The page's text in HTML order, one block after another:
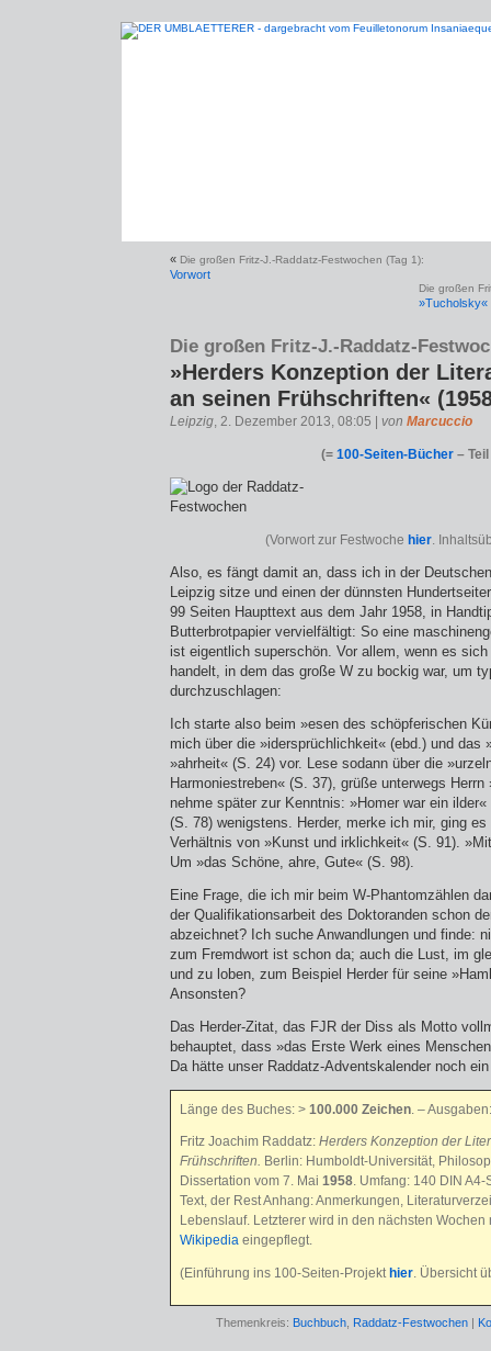
« Die großen Fritz-J.-Raddatz-Festwochen (Tag 1):
Vorwort
Die großen
»Tucholsky«
Die großen Fritz-J.-Raddatz-
»Herders Konzeption der
an seinen Frühschriften«
Leipzig, 2. Dezember 2013, 08:05 | von Marcuccio
(= 100-Seiten-Bücher –
(Vorwort zur Festwoche hier.
Also, es fängt damit an, dass ich in der
Leipzig sitze und einen der dünnsten
99 Seiten Haupttext aus dem Jahr 1958, in
Butterbrotpapier vervielfältigt: So eine
ist eigentlich superschön. Vor allem, wenn es
handelt, in dem das große W zu bockig war, um
durchzuschlagen:
Ich starte also beim »esen des schöpferischen
mich über die »idersprüchlichkeit« (ebd.) und das
»ahrheit« (S. 24) vor. Lese sodann über die
Harmoniestreben« (S. 37), grüße unterwegs
nehme später zur Kenntnis: »Homer war ein
(S. 78) wenigstens. Herder, merke ich mir, ging
Verhältnis von »Kunst und irklichkeit« (S. 91).
Um »das Schöne, ahre, Gute« (S. 98).
Eine Frage, die ich mir beim W-Phantomzählen
der Qualifikationsarbeit des Doktoranden schon
abzeichnet? Ich suche Anwandlungen und finde:
zum Fremdwort ist schon da; auch die Lust, im
und zu loben, zum Beispiel Herder für seine
Ansonsten?
Das Herder-Zitat, das FJR der Diss als Motto
behauptet, dass »das Erste Werk eines
Da hätte unser Raddatz-Adventskalender noch
Länge des Buches: > 100.000 Zeichen. – Ausgaben:
Fritz Joachim Raddatz: Herders Konzeption der
Frühschriften. Berlin: Humboldt-Universität,
Dissertation vom 7. Mai 1958 . Umfang: 140 DIN
Text, der Rest Anhang: Anmerkungen,
Lebenslauf. Letzterer wird in den nächsten
Wikipedia eingepflegt.
(Einführung ins 100-Seiten-Projekt hier . Übersicht
Themenkreis: Buchbuch Raddatz-Festwochen